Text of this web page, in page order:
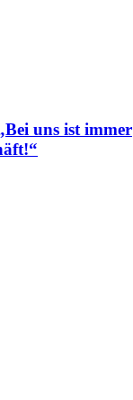
uns ist immer